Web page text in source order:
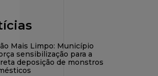
Mais Limpo: Município
sensibilização para a
deposição de monstros